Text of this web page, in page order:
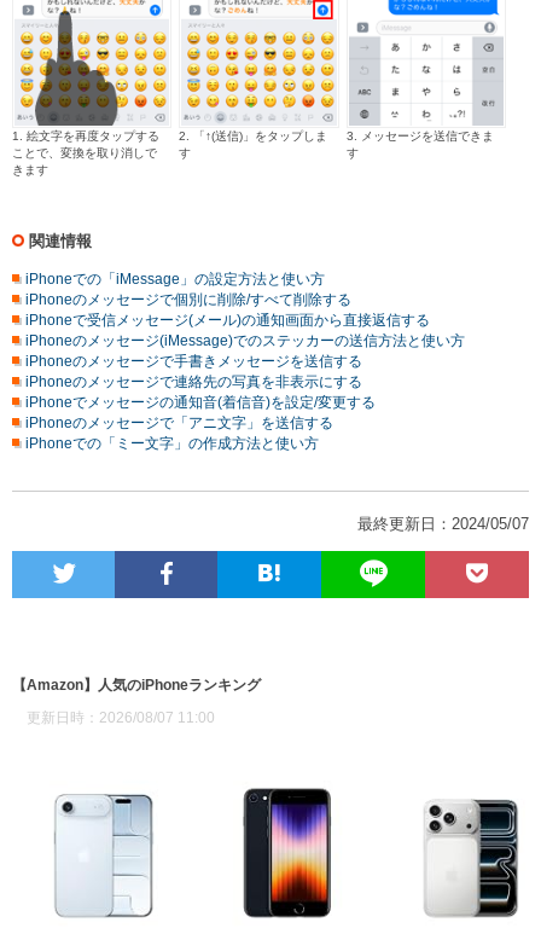
1. 絵文字を再度タップする
ことで、変換を取り消しで
きます
2. 「↑(送信)」をタップしま
す
3. メッセージを送信できま
す
関連情報
iPhoneでの「iMessage」の設定方法と使い方
iPhoneのメッセージで個別に削除/すべて削除する
iPhoneで受信メッセージ(メール)の通知画面から直接返信する
iPhoneのメッセージ(iMessage)でのステッカーの送信方法と使い方
iPhoneのメッセージで手書きメッセージを送信する
iPhoneのメッセージで連絡先の写真を非表示にする
iPhoneでメッセージの通知音(着信音)を設定/変更する
iPhoneのメッセージで「アニ文字」を送信する
iPhoneでの「ミー文字」の作成方法と使い方
最終更新日：2024/05/07
【Amazon】人気のiPhoneランキング
更新日時：2026/08/07 11:00